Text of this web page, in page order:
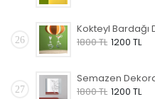
26
1800 TL 1200 TL
27
1800 TL 1200 TL